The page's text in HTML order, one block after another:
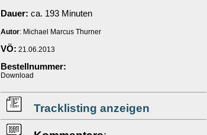
Dauer: ca. 193 Minuten
Autor: Michael Marcus Thurner
VÖ: 21.06.2013
Bestellnummer:
Download
Tracklisting anzeigen